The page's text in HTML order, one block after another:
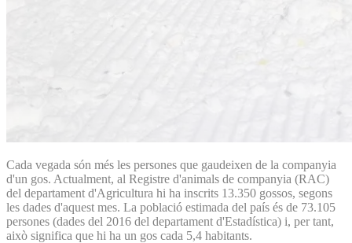
Cada vegada són més les persones que gaudeixen de la companyia
d'un gos. Actualment, al Registre d'animals de companyia (RAC)
del departament d'Agricultura hi ha inscrits 13.350 gossos, segons
les dades d'aquest mes. La població estimada del país és de 73.105
persones (dades del 2016 del departament d'Estadística) i, per tant,
això significa que hi ha un gos cada 5,4 habitants.